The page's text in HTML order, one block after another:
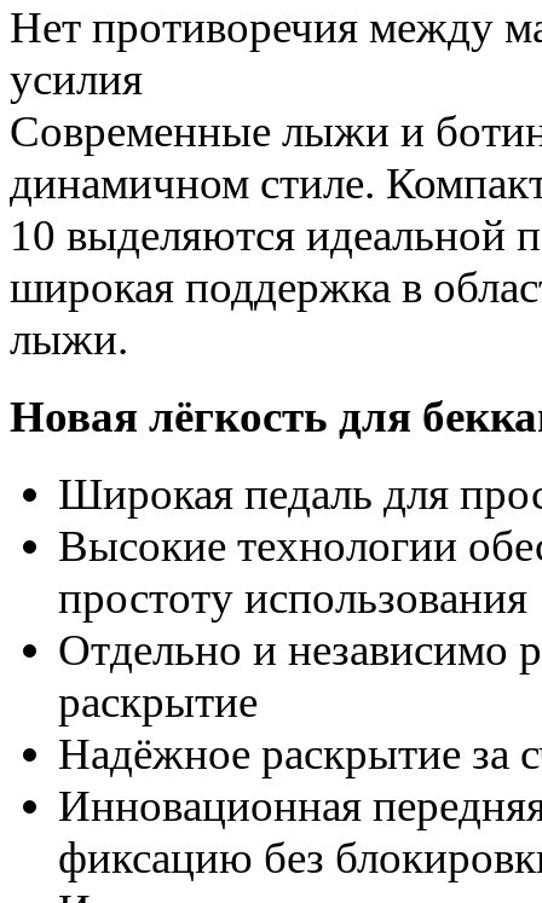
Нет противоречия между
усилия
Современные лыжи и
динамичном стиле.
10 выделяются идеальной
широкая поддержка в
лыжи.
Новая лёгкость для
Широкая педаль для
Высокие технологии
простоту использования
Отдельно и независимо
раскрытие
Надёжное раскрытие за
Инновационная
фиксацию без